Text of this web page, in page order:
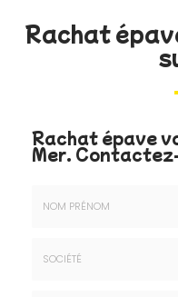
Rachat
Rachat épave
Mer.